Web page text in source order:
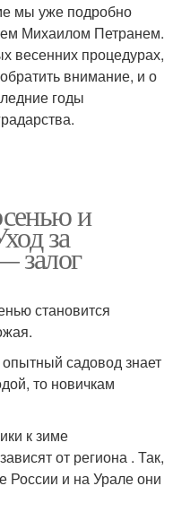
мы уже подробно
Михаилом Петранем.
весенних процедурах,
внимание, и о
годы
и
за
залог
становится
садовод знает
то новичкам
к зиме
от региона . Так,
России и на Урале они